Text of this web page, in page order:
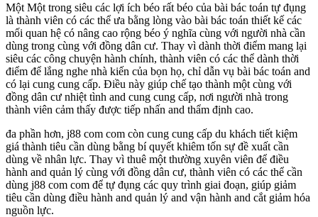
Một Một trong siêu các lợi ích béo rất béo của bài bác toán tự đụng
là thành viên có các thể ưa bằng lòng vào bài bác toán thiết kế các
mối quan hệ có nâng cao rộng béo ý nghĩa cùng với người nhà cần
dùng trong cùng với đồng dân cư. Thay vì dành thời điểm mang lại
siêu các công chuyện hành chính, thành viên có các thể dành thời
điểm để lắng nghe nhà kiến của bọn họ, chỉ dẫn vụ bài bác toán and
có lại cung cung cấp. Điều này giúp chế tạo thành một cùng với
đồng dân cư nhiệt tình and cung cung cấp, nơi người nhà trong
thành viên cảm thấy được tiếp nhấn and thẩm định cao.
đa phần hơn, j88 com com còn cung cung cấp du khách tiết kiệm
giá thành tiêu cần dùng bằng bí quyết khiêm tốn sự đề xuất cần
dùng về nhân lực. Thay vì thuê một thường xuyên viên để điều
hành and quản lý cùng với đồng dân cư, thành viên có các thể cần
dùng j88 com com để tự đụng các quy trình giai đoạn, giúp giảm
tiêu cần dùng điều hành and quản lý and vận hành and cắt giảm hóa
nguồn lực.